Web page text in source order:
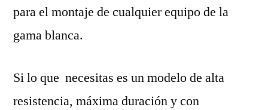
para el montaje de cualquier equipo de la
gama blanca.
Si lo que necesitas es un modelo de alta
resistencia, máxima duración y con